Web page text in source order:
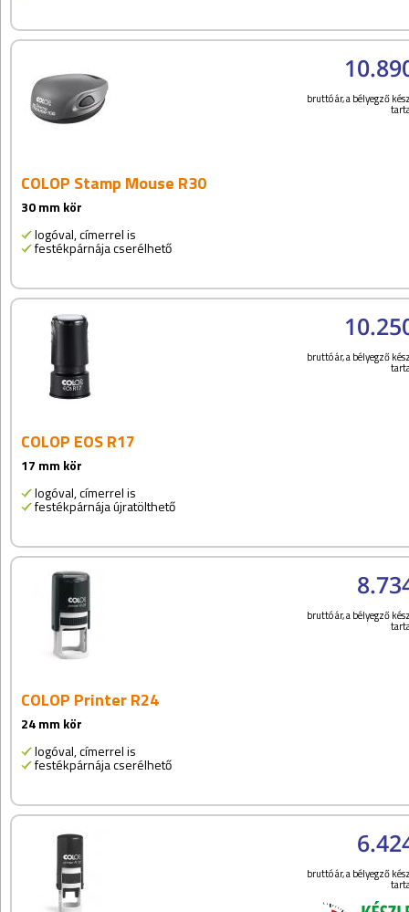
bruttó ár, a bélyegző
COLOP Stamp Mouse R30
30 mm kör
logóval, címerrel is
festékpárnája cserélhető
bruttó ár, a bélyegző
COLOP EOS R17
17 mm kör
logóval, címerrel is
festékpárnája újratölthető
bruttó ár, a bélyegző
COLOP Printer R24
24 mm kör
logóval, címerrel is
festékpárnája cserélhető
bruttó ár, a bélyegző